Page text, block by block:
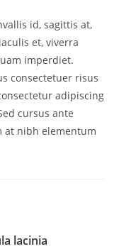
id, sagittis at,
et, viverra
imperdiet.
consectetuer risus
adipiscing
cursus ante
at nibh elementum
lacinia